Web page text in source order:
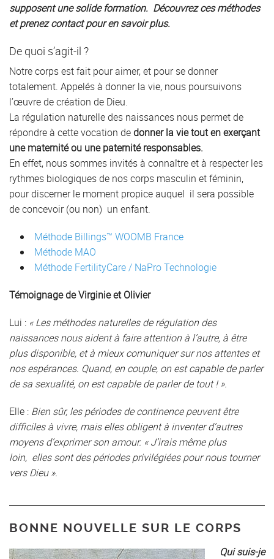
supposent une solide formation. Découvrez ces méthodes
et prenez contact pour en savoir plus.
De quoi s’agit-il ?
Notre corps est fait pour aimer, et pour se donner
totalement. Appelés à donner la vie, nous poursuivons
l’œuvre de création de Dieu.
La régulation naturelle des naissances nous permet de
répondre à cette vocation dedonner la vie tout en exerçant
une maternité ou une paternité responsables.
En effet, nous sommes invités à connaître et à respecter les
rythmes biologiques de nos corps masculin et féminin,
pour discerner le moment propice auquel il sera possible
de concevoir (ou non) un enfant.
Méthode Billings™ WOOMB France
Méthode MAO
Méthode FertilityCare / NaPro Technologie
Témoignage de Virginie et Olivier
Lui : « Les méthodes naturelles de régulation des
naissances nous aident à faire attention à l’autre, à être
plus disponible, et à mieux comuniquer sur nos attentes et
nos espérances. Quand, en couple, on est capable de parler
de sa sexualité, on est capable de parler de tout ! ».
Elle : Bien sûr, les périodes de continence peuvent être
difficiles à vivre, mais elles obligent à inventer d’autres
moyens d’exprimer son amour. « J’irais même plus
loin, elles sont des périodes privilégiées pour nous tourner
vers Dieu ».
BONNE NOUVELLE SUR LE CORPS
Qui suis-je